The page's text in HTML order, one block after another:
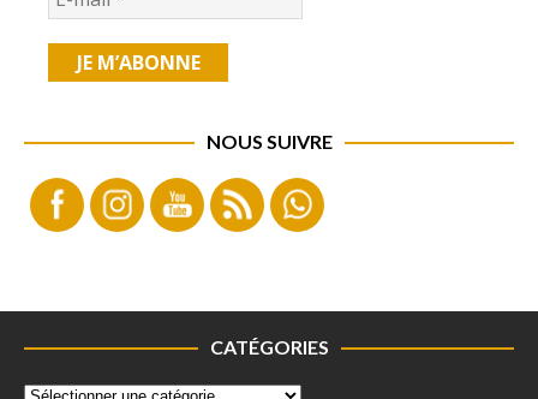
NOUS SUIVRE
CATÉGORIES